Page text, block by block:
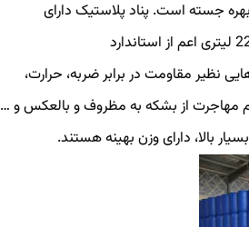
جسته است. پناد پلاستیک دارای
استاندارد و تاییدیه های مختلف در زمینه تولید بشکه پلاستیکی (پلی اتیلنی) 220 لیتری اعم از استاندارد
نظیر مقاومت در برابر ضربه، حرارت،
عدم مهاجرت از بشکه به مظروف و بالعکس و …
بالا، دارای وزن بهینه هستند.